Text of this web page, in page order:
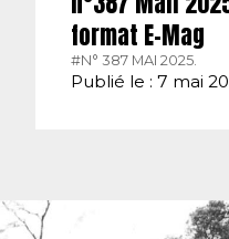
format E-Mag
#N° 387 MAI 2025.
Publié le : 7 mai